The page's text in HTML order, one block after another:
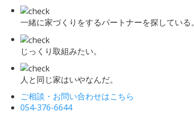
一緒に家づくりをするパートナーを探している。
じっくり取組みたい。
人と同じ家はいやなんだ。
ご相談・お問い合わせはこちら
054-376-6644